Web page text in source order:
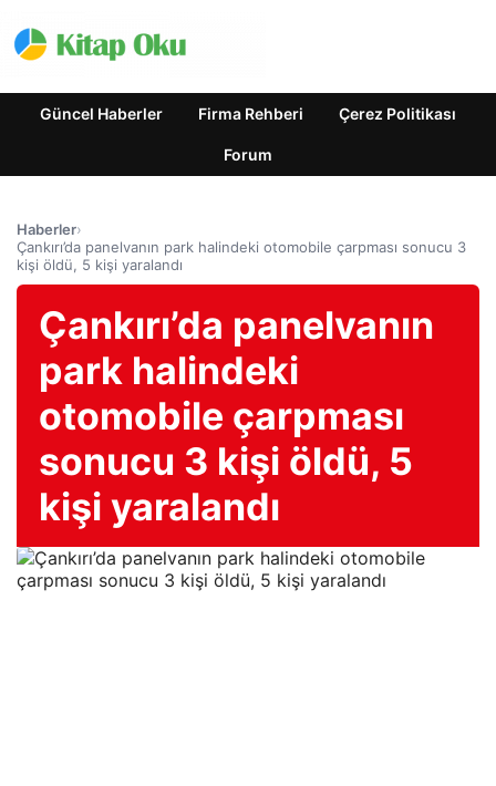
Güncel Haberler Firma Rehberi Çerez Politikası
Forum
Haberler›
Çankırı’da panelvanın park halindeki otomobile çarpması sonucu 3
kişi öldü, 5 kişi yaralandı
Çankırı’da panelvanın
park halindeki
otomobile çarpması
sonucu 3 kişi öldü, 5
kişi yaralandı